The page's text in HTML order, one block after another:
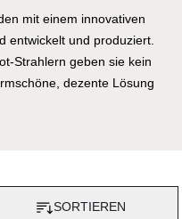
mit einem innovativen
entwickelt und produziert.
Strahlern geben sie kein
dezente Lösung
und anmutige Formen
Funktionalität.SORTIEREN